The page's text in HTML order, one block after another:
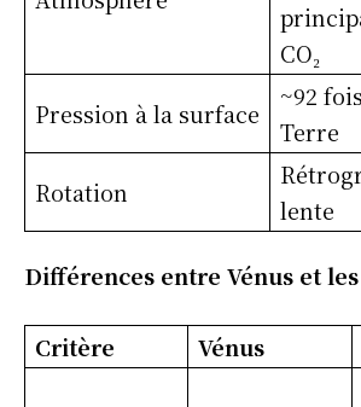
CO₂
Pression à la surface
~92
Terre
Rotation
lente
Différences entre Vénus et
Critère Vénus